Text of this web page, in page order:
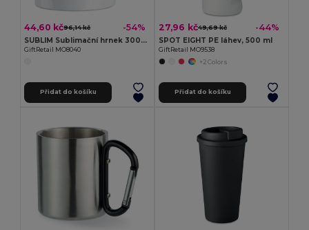
44,60 kč96,14 kč -54%
SUBLIM Sublimační hrnek 300ml
GiftRetail MO8040
Přidat do košíku
27,96 kč49,69 kč -44%
SPOT EIGHT PE láhev, 500 ml
GiftRetail MO9538
+2 Colors
Přidat do košíku